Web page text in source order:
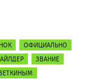
ОФИЦИАЛЬНО
ЗВАНИЕ